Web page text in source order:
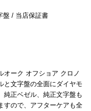
盤 / 当店保証書
オーク オフショア クロノ
と文字盤の全面にダイヤモ
純正ベゼル、純正文字盤も
すので、アフターケアも全